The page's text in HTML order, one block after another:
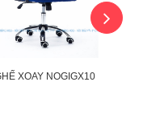
XOAY NOGIGX10